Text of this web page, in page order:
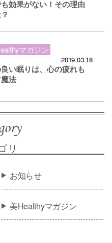
効果がない！その理由
マガジン
2019.03.18
い眠りは、心の疲れも
法
リ
お知らせ
美Healthyマガジン